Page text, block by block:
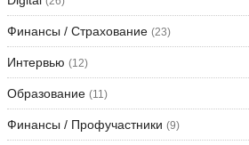
Финансы / Страхование (23)
Интервью (12)
Образование (11)
Финансы / Профучастники (9)